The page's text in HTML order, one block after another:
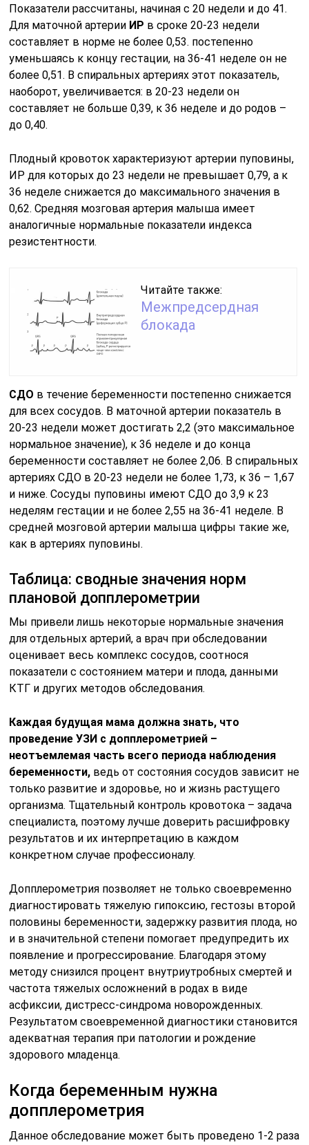
Показатели рассчитаны, начиная с 20 недели и до 41.
Для маточной артерии ИР в сроке 20-23 недели
составляет в норме не более 0,53. постепенно
уменьшаясь к концу гестации, на 36-41 неделе он не
более 0,51. В спиральных артериях этот показатель,
наоборот, увеличивается: в 20-23 недели он
составляет не больше 0,39, к 36 неделе и до родов –
до 0,40.
Плодный кровоток характеризуют артерии пуповины,
ИР для которых до 23 недели не превышает 0,79, а к
36 неделе снижается до максимального значения в
0,62. Средняя мозговая артерия малыша имеет
аналогичные нормальные показатели индекса
резистентности.
Читайте также:
Межпредсердная
блокада
СДО в течение беременности постепенно снижается
для всех сосудов. В маточной артерии показатель в
20-23 недели может достигать 2,2 (это максимальное
нормальное значение), к 36 неделе и до конца
беременности составляет не более 2,06. В спиральных
артериях СДО в 20-23 недели не более 1,73, к 36 – 1,67
и ниже. Сосуды пуповины имеют СДО до 3,9 к 23
неделям гестации и не более 2,55 на 36-41 неделе. В
средней мозговой артерии малыша цифры такие же,
как в артериях пуповины.
Таблица: сводные значения норм
плановой допплерометрии
Мы привели лишь некоторые нормальные значения
для отдельных артерий, а врач при обследовании
оценивает весь комплекс сосудов, соотнося
показатели с состоянием матери и плода, данными
КТГ и других методов обследования.
Каждая будущая мама должна знать, что
проведение УЗИ с допплерометрией –
неотъемлемая часть всего периода наблюдения
беременности, ведь от состояния сосудов зависит не
только развитие и здоровье, но и жизнь растущего
организма. Тщательный контроль кровотока – задача
специалиста, поэтому лучше доверить расшифровку
результатов и их интерпретацию в каждом
конкретном случае профессионалу.
Допплерометрия позволяет не только своевременно
диагностировать тяжелую гипоксию, гестозы второй
половины беременности, задержку развития плода, но
и в значительной степени помогает предупредить их
появление и прогрессирование. Благодаря этому
методу снизился процент внутриутробных смертей и
частота тяжелых осложнений в родах в виде
асфиксии, дистресс-синдрома новорожденных.
Результатом своевременной диагностики становится
адекватная терапия при патологии и рождение
здорового младенца.
Когда беременным нужна
допплерометрия
Данное обследование может быть проведено 1-2 раза